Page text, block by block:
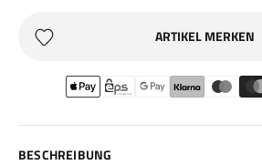
ARTIKEL MERKEN
BESCHREIBUNG